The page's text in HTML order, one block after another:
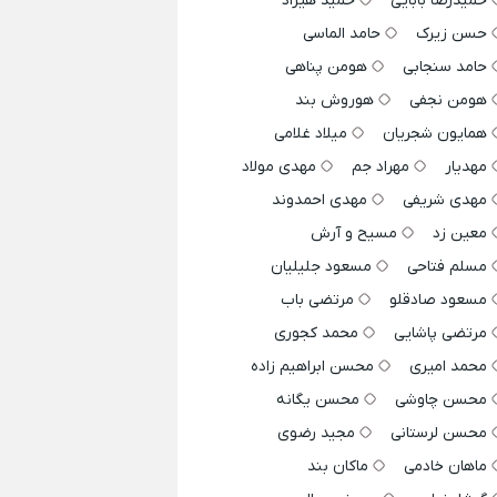
حسن زیرک
حامد الماسی
حامد سنجابی
هومن پناهی
هومن نجفی
هوروش بند
همایون شجریان
میلاد غلامی
مهدیار
مهراد جم
مهدی مولاد
مهدی شریفی
مهدی احمدوند
معین زد
مسیح و آرش
مسلم فتاحی
مسعود جلیلیان
مسعود صادقلو
مرتضی باب
مرتضی پاشایی
محمد کجوری
محمد امیری
محسن ابراهیم زاده
محسن چاوشی
محسن یگانه
محسن لرستانی
مجید رضوی
ماهان خادمی
ماکان بند